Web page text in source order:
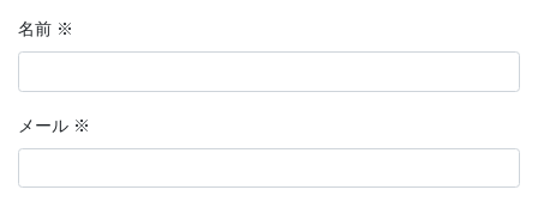
名前 ※
メール ※